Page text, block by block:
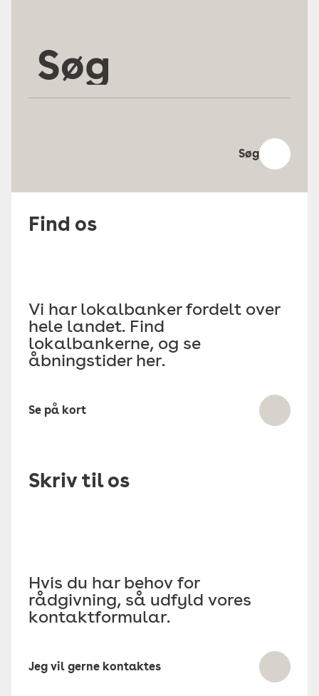
Søg
Find os
Vi har lokalbanker fordelt over
hele landet. Find
lokalbankerne, og se
åbningstider her.
Se på kort
Skriv til os
Hvis du har behov for
rådgivning, så udfyld vores
kontaktformular.
Jeg vil gerne kontaktes